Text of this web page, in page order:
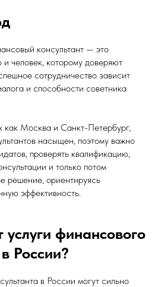
консультант — это
и человек, которому доверяют
сотрудничество зависит
и способности советника
как Москва и Санкт-Петербург,
насыщен, поэтому важно
проверять квалификацию,
и только потом
решение, ориентируясь
эффективность.
услуги финансового
России?
в России могут сильно